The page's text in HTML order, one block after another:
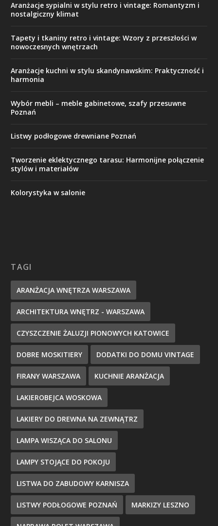
Aranżacje sypialni w stylu retro i vintage: Romantyzm i
nostalgiczny klimat
Tapety i tkaniny retro i vintage: Wzory z przeszłości w
nowoczesnych wnętrzach
Aranżacje kuchni w stylu skandynawskim: Praktyczność i
harmonia
Wybór mebli – meble gabinetowe, szafy przesuwne
Poznań
Listwy podłogowe drewniane Poznań
Tworzenie eklektycznego tarasu: Harmonijne połączenie
stylów i materiałów
Kolorystyka w salonie
TAGI
ARANŻACJA WNĘTRZA WARSZAWA
ARCHITEKTURA WNĘTRZ - WARSZAWA
CZYSZCZENIE ŻALUZJI PIONOWYCH KATOWICE
DOBRE MOSKITIERY DODATKI DO DOMU VINTAGE
FIRANY WARSZAWA KUCHNIE ARANŻACJA
LAKIEROBEJCA WOSKOWA
LAKIERY DO DREWNA NA ZEWNĄTRZ
LAMPA WISZĄCA DO SALONU
LAMPY STOJĄCE DO POKOJU
LISTWA DO ZABUDOWY KARNISZA
LISTWY PODŁOGOWE POZNAŃ MARKIZY LESZNO